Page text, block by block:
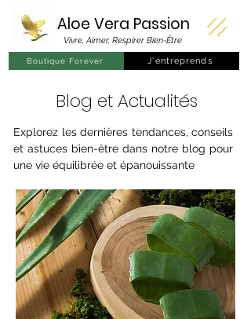
Aloe Vera Passion
Vivre, Aimer, Respirer Bien-Être
J'entreprends
Boutique Forever
Blog et Actualités
Explorez les dernières tendances, conseils
et astuces bien-être dans notre blog pour
une vie équilibrée et épanouissante